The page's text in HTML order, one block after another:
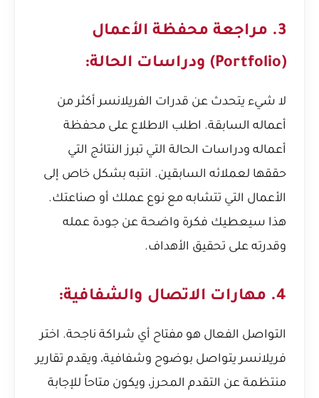
3. مراجعة محفظة الأعمال
(Portfolio) ودراسات الحالة:
لا شيء يتحدث عن قدرات الفريلانسر أكثر من
أعماله السابقة. اطلب الاطلاع على محفظة
أعماله ودراسات الحالة التي تبرز النتائج التي
حققها لعملائه السابقين. انتبه بشكل خاص إلى
الأعمال التي تتشابه مع نوع عملك أو صناعتك.
هذا سيعطيك فكرة واضحة عن جودة عمله
وقدرته على تحقيق الأهداف.
4. مهارات الاتصال والشفافية:
التواصل الفعال هو مفتاح أي شراكة ناجحة. اختر
فريلانسر يتواصل بوضوح وشفافية، ويقدم تقارير
منتظمة عن التقدم المحرز، ويكون متاحاً للإجابة